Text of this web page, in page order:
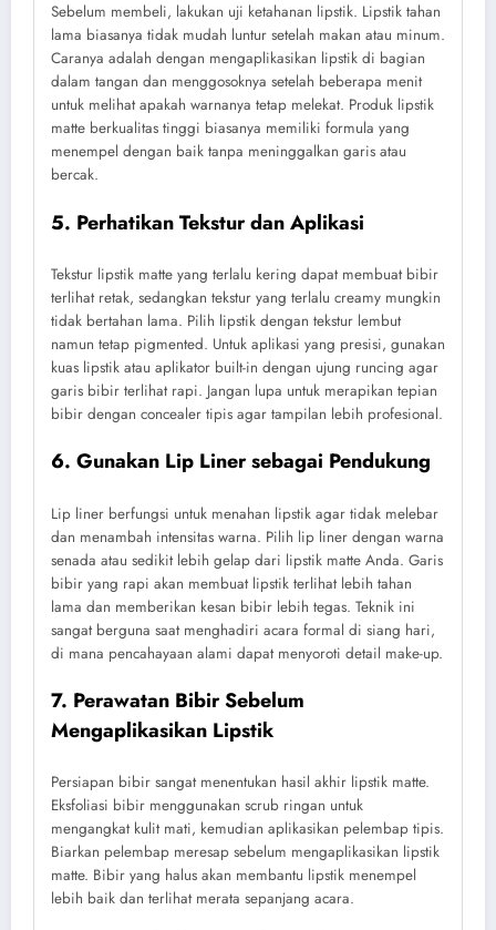
Sebelum membeli, lakukan uji ketahanan lipstik. Lipstik tahan
lama biasanya tidak mudah luntur setelah makan atau minum.
Caranya adalah dengan mengaplikasikan lipstik di bagian
dalam tangan dan menggosoknya setelah beberapa menit
untuk melihat apakah warnanya tetap melekat. Produk lipstik
matte berkualitas tinggi biasanya memiliki formula yang
menempel dengan baik tanpa meninggalkan garis atau
bercak.
5. Perhatikan Tekstur dan Aplikasi
Tekstur lipstik matte yang terlalu kering dapat membuat bibir
terlihat retak, sedangkan tekstur yang terlalu creamy mungkin
tidak bertahan lama. Pilih lipstik dengan tekstur lembut
namun tetap pigmented. Untuk aplikasi yang presisi, gunakan
kuas lipstik atau aplikator built-in dengan ujung runcing agar
garis bibir terlihat rapi. Jangan lupa untuk merapikan tepian
bibir dengan concealer tipis agar tampilan lebih profesional.
6. Gunakan Lip Liner sebagai Pendukung
Lip liner berfungsi untuk menahan lipstik agar tidak melebar
dan menambah intensitas warna. Pilih lip liner dengan warna
senada atau sedikit lebih gelap dari lipstik matte Anda. Garis
bibir yang rapi akan membuat lipstik terlihat lebih tahan
lama dan memberikan kesan bibir lebih tegas. Teknik ini
sangat berguna saat menghadiri acara formal di siang hari,
di mana pencahayaan alami dapat menyoroti detail make-up.
7. Perawatan Bibir Sebelum
Mengaplikasikan Lipstik
Persiapan bibir sangat menentukan hasil akhir lipstik matte.
Eksfoliasi bibir menggunakan scrub ringan untuk
mengangkat kulit mati, kemudian aplikasikan pelembap tipis.
Biarkan pelembap meresap sebelum mengaplikasikan lipstik
matte. Bibir yang halus akan membantu lipstik menempel
lebih baik dan terlihat merata sepanjang acara.